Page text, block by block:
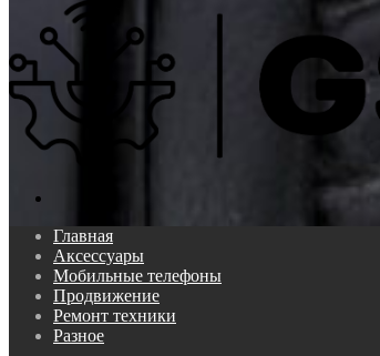
Главная
Аксессуары
Мобильные телефоны
Продвижение
Ремонт техники
Разное